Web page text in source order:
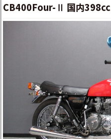
CB400Four-Ⅱ 国内398cc